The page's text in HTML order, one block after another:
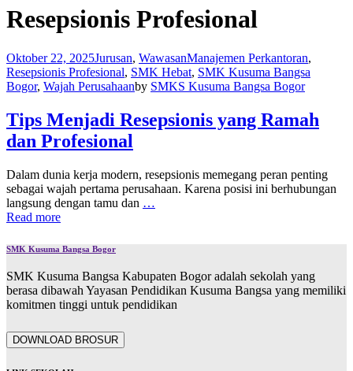
Resepsionis Profesional
Oktober 22, 2025Jurusan, WawasanManajemen Perkantoran,
Resepsionis Profesional, SMK Hebat, SMK Kusuma Bangsa
Bogor, Wajah Perusahaanby SMKS Kusuma Bangsa Bogor
Tips Menjadi Resepsionis yang Ramah
dan Profesional
Dalam dunia kerja modern, resepsionis memegang peran penting
sebagai wajah pertama perusahaan. Karena posisi ini berhubungan
langsung dengan tamu dan …
Read more
SMK Kusuma Bangsa Bogor
SMK Kusuma Bangsa Kabupaten Bogor adalah sekolah yang
berasa dibawah Yayasan Pendidikan Kusuma Bangsa yang memiliki
komitmen tinggi untuk pendidikan
DOWNLOAD BROSUR